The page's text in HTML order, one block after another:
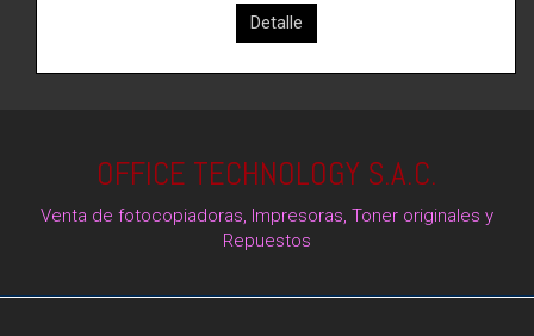
Detalle
OFFICE TECHNOLOGY S.A.C.
Venta de fotocopiadoras, Impresoras, Toner originales y
Repuestos